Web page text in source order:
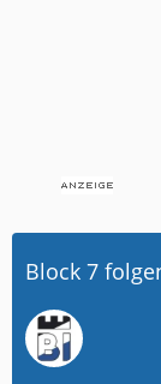
Block 7